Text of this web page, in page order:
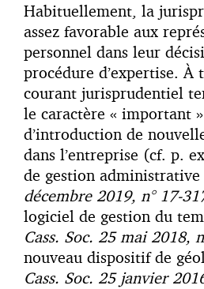
Habituellement, la
assez favorable aux
personnel dans leur
procédure d’expertise. À
courant jurisprudentiel
le caractère « important
d’introduction de
dans l’entreprise (cf. p.
de gestion administrative
décembre 2019, n° 17-
logiciel de gestion du
Cass. Soc. 25 mai 2018,
nouveau dispositif de
Cass. Soc. 25 janvier